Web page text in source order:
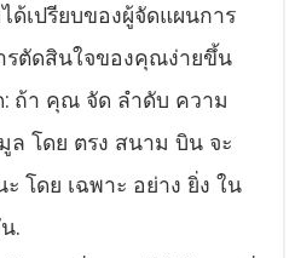
ด้เปรียบของผู้จัดแผนการ
รตัดสินใจของคุณง่ายขึ้น
ถ้า คุณ จัด ลําดับ ความ
โดย ตรง สนาม บิน จะ
โดย เฉพาะ อย่าง ยิ่ง ใน
.